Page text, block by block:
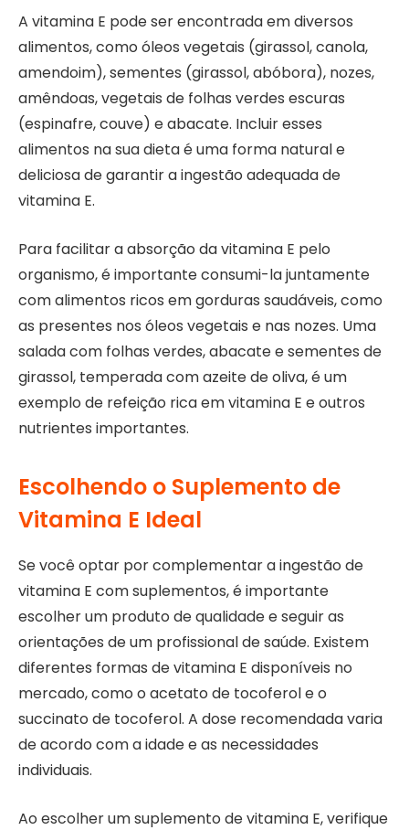
A vitamina E pode ser encontrada em diversos
alimentos, como óleos vegetais (girassol, canola,
amendoim), sementes (girassol, abóbora), nozes,
amêndoas, vegetais de folhas verdes escuras
(espinafre, couve) e abacate. Incluir esses
alimentos na sua dieta é uma forma natural e
deliciosa de garantir a ingestão adequada de
vitamina E.
Para facilitar a absorção da vitamina E pelo
organismo, é importante consumi-la juntamente
com alimentos ricos em gorduras saudáveis, como
as presentes nos óleos vegetais e nas nozes. Uma
salada com folhas verdes, abacate e sementes de
girassol, temperada com azeite de oliva, é um
exemplo de refeição rica em vitamina E e outros
nutrientes importantes.
Escolhendo o Suplemento de
Vitamina E Ideal
Se você optar por complementar a ingestão de
vitamina E com suplementos, é importante
escolher um produto de qualidade e seguir as
orientações de um profissional de saúde. Existem
diferentes formas de vitamina E disponíveis no
mercado, como o acetato de tocoferol e o
succinato de tocoferol. A dose recomendada varia
de acordo com a idade e as necessidades
individuais.
Ao escolher um suplemento de vitamina E, verifique